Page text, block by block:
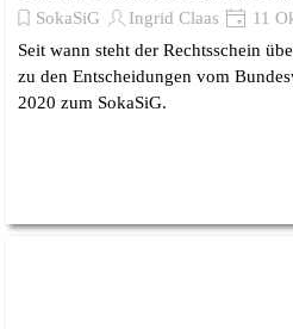
SokaSiG
Ingrid Claas
11
Seit wann steht der Rechtsschein
zu den Entscheidungen vom
2020 zum SokaSiG.